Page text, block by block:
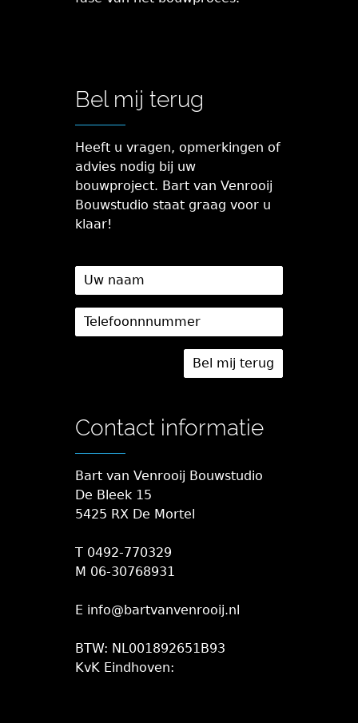
Bel mij terug
Heeft u vragen, opmerkingen of
advies nodig bij uw
bouwproject. Bart van Venrooij
Bouwstudio staat graag voor u
klaar!
Contact informatie
Bart van Venrooij Bouwstudio
De Bleek 15
5425 RX De Mortel
T 0492-770329
M 06-30768931
E info@bartvanvenrooij.nl
BTW: NL001892651B93
KvK Eindhoven: